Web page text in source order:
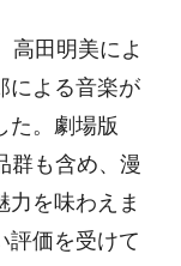
高田明美によ
による音楽が
た。劇場版
群も含め、漫
力を味わえま
評価を受けて